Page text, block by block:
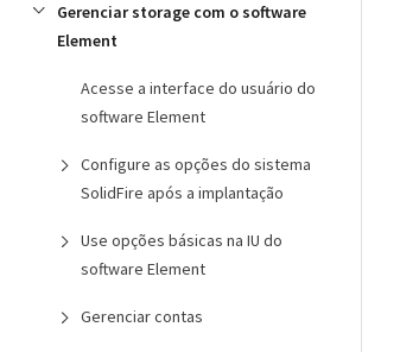
Gerenciar storage com o software
Element
Acesse a interface do usuário do
software Element
Configure as opções do sistema
SolidFire após a implantação
Use opções básicas na IU do
software Element
Gerenciar contas